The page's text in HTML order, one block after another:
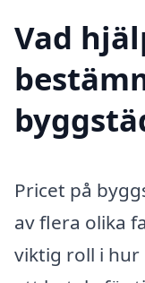
Vad
Pricet på
av flera olika
viktig roll i hur